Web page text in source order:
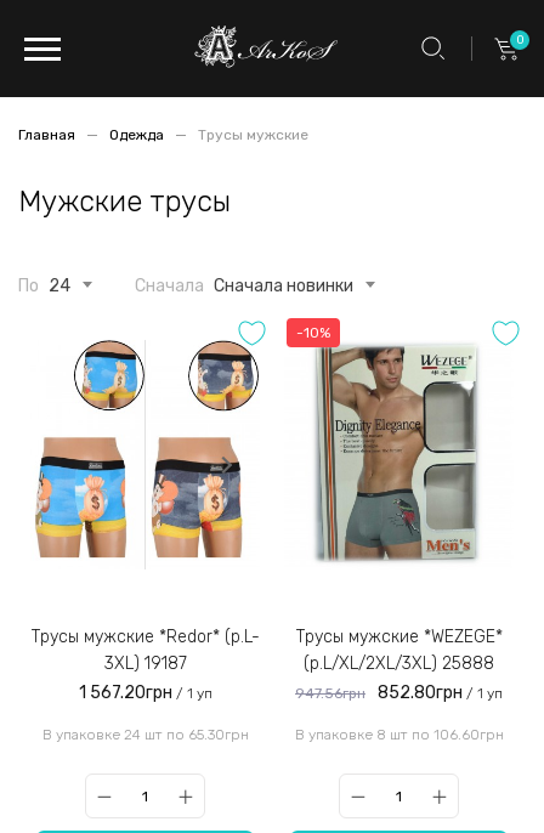
0
Главная Одежда Трусы мужские
Мужские трусы
По 24 Сначала Сначала новинки
Трусы мужские *Redor* (р.L-
3XL) 19187
1 567.20грн / 1 уп
В упаковке 24 шт по 65.30грн
-10%
Трусы мужские *WEZEGE*
(р.L/XL/2XL/3XL) 25888
947.56грн 852.80грн / 1 уп
В упаковке 8 шт по 106.60грн